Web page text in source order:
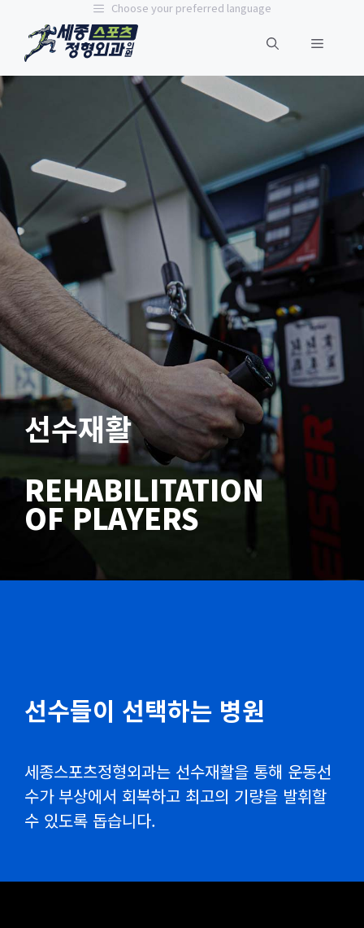
Choose your preferred language
선수재활
REHABILITATION
OF PLAYERS
선수들이 선택하는 병원
세종스포츠정형외과는 선수재활을 통해 운동선
수가 부상에서 회복하고 최고의 기량을 발휘할
수 있도록 돕습니다.